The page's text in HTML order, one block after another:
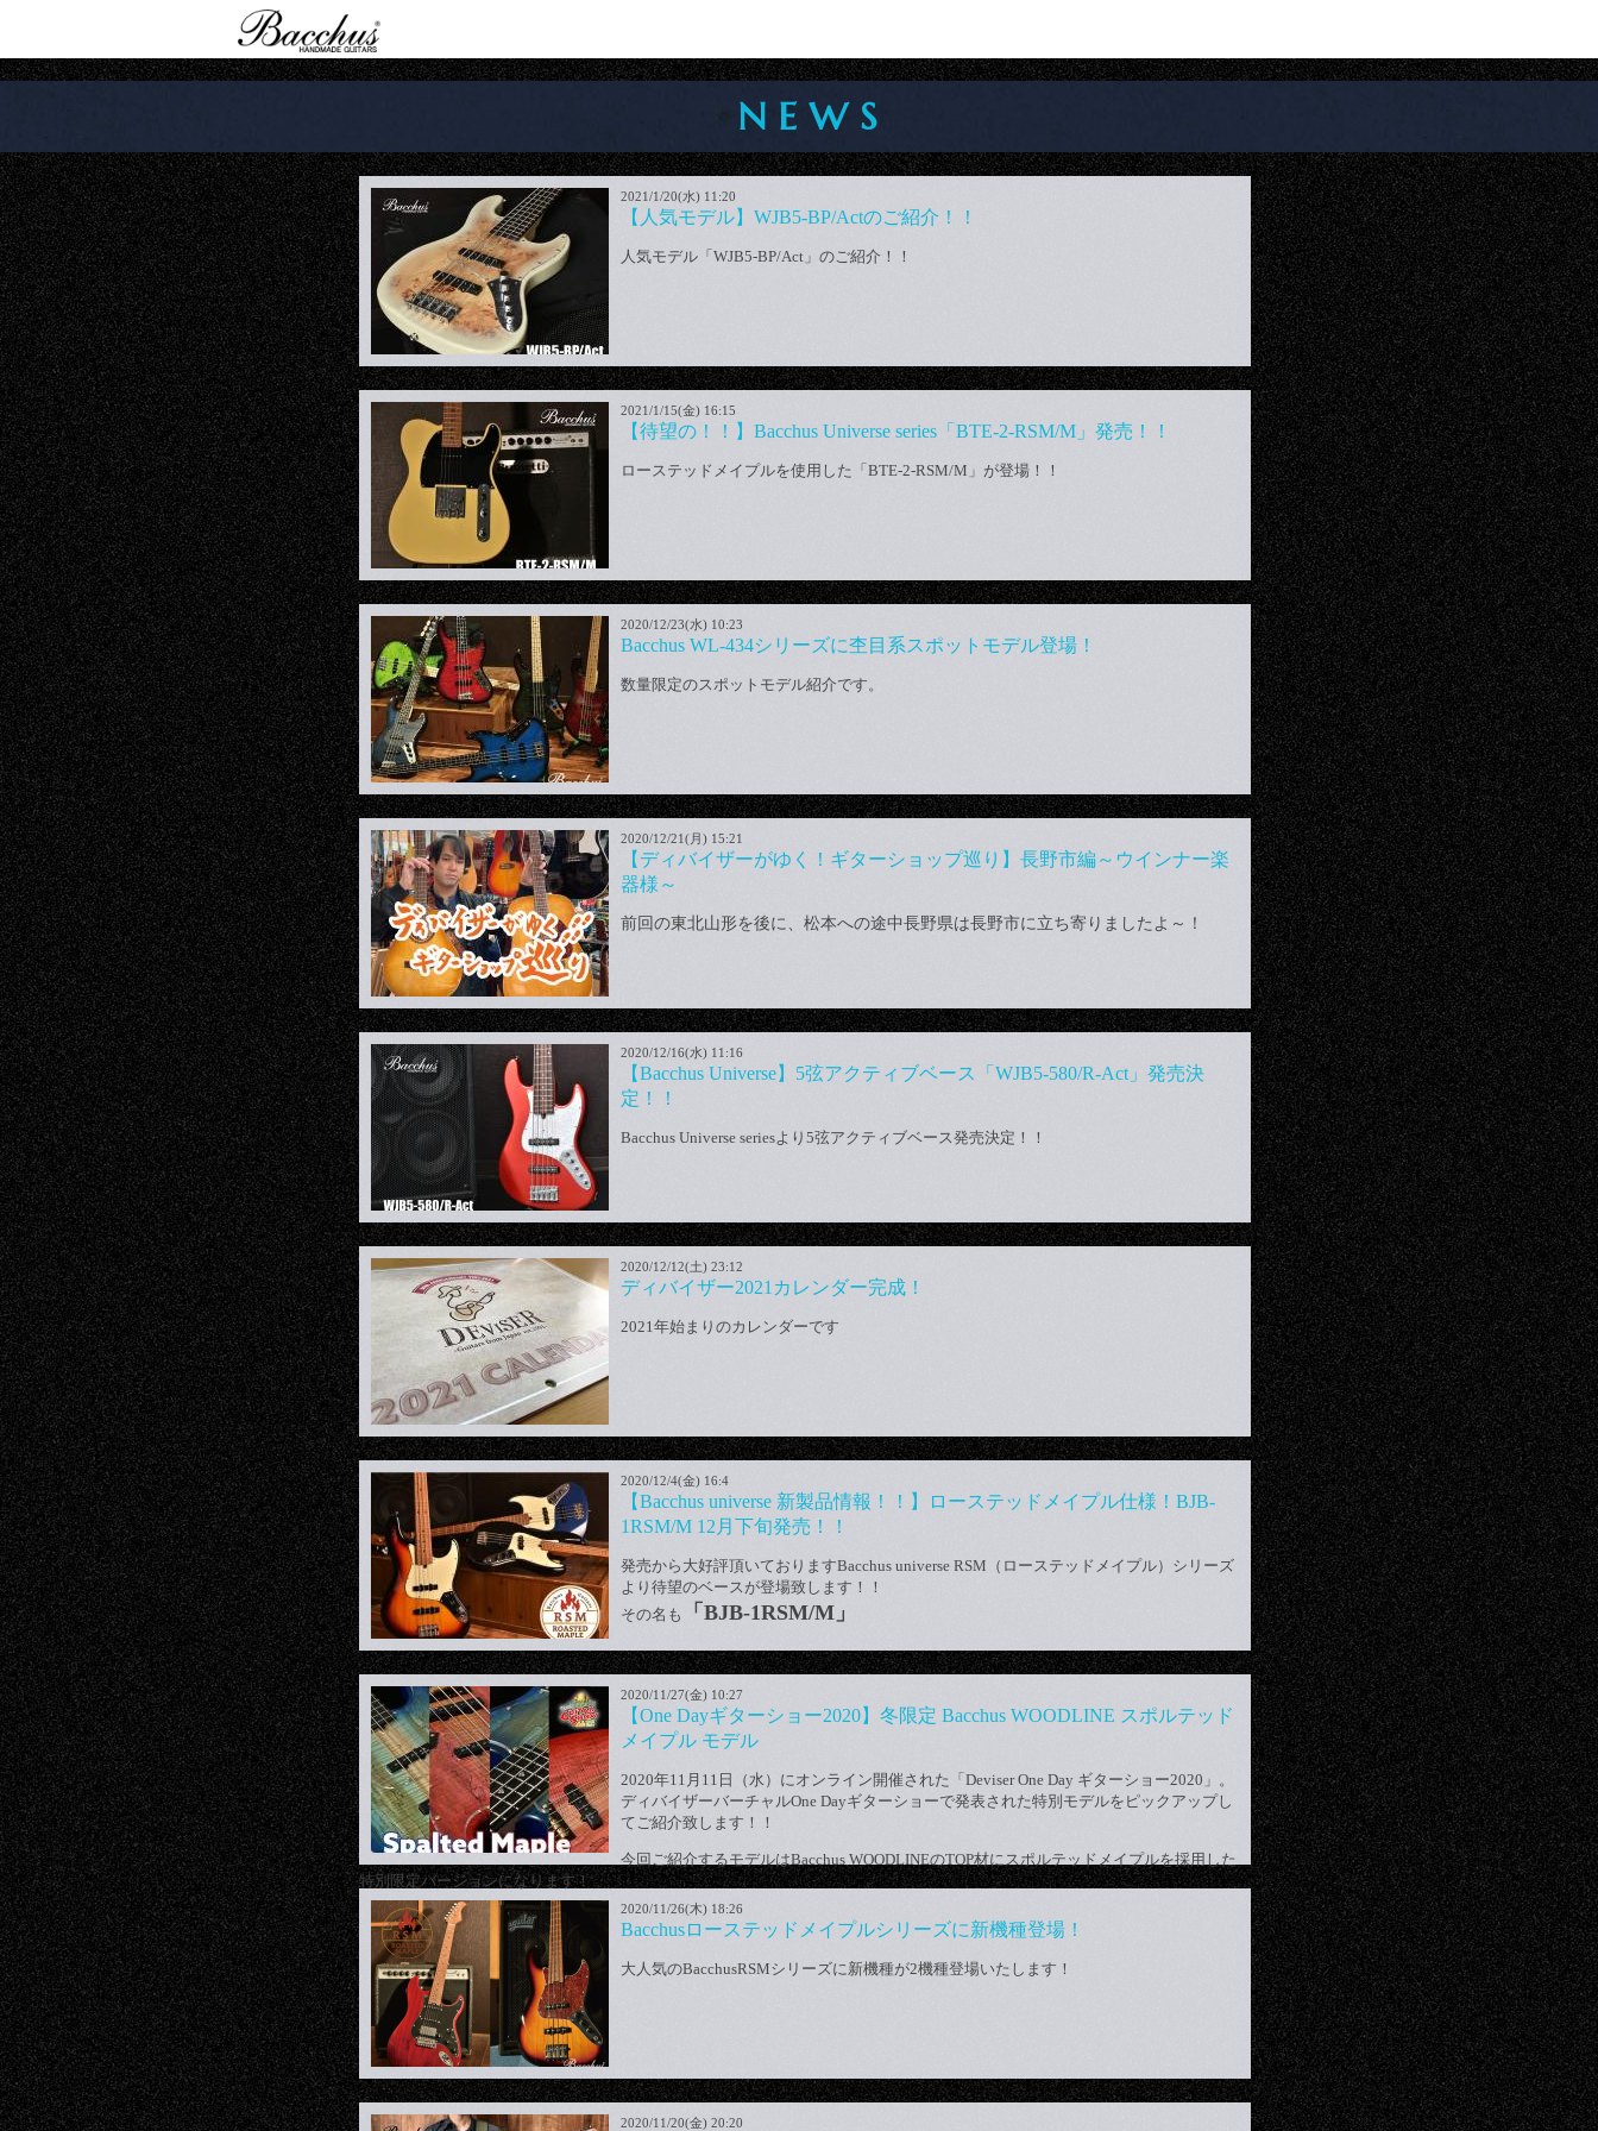
NEWS
2021/1/20(水) 11:20
【人気モデル】WJB5-BP/Actのご紹介！！
人気モデル「WJB5-BP/Act」のご紹介！！
2021/1/15(金) 16:15
【待望の！！】Bacchus Universe series「BTE-2-RSM/M」発売！！
ローステッドメイプルを使用した「BTE-2-RSM/M」が登場！！
2020/12/23(水) 10:23
Bacchus WL-434シリーズに杢目系スポットモデル登場！
数量限定のスポットモデル紹介です。
2020/12/21(月) 15:21
【ディバイザーがゆく！ギターショップ巡り】長野市編～ウインナー楽
器様～
前回の東北山形を後に、松本への途中長野県は長野市に立ち寄りましたよ～！
2020/12/16(水) 11:16
【Bacchus Universe】5弦アクティブベース「WJB5-580/R-Act」発売決
定！！
Bacchus Universe seriesより5弦アクティブベース発売決定！！
2020/12/12(土) 23:12
ディバイザー2021カレンダー完成！
2021年始まりのカレンダーです
2020/12/4(金) 16:4
【Bacchus universe 新製品情報！！】ローステッドメイプル仕様！BJB-
1RSM/M 12月下旬発売！！
発売から大好評頂いておりますBacchus universe RSM（ローステッドメイプル）シリーズ
より待望のベースが登場致します！！
その名も
「BJB-1RSM/M」
2020/11/27(金) 10:27
【One Dayギターショー2020】冬限定 Bacchus WOODLINE スポルテッド
メイプル モデル
2020年11月11日（水）にオンライン開催された「Deviser One Day ギターショー2020」。
ディバイザーバーチャルOne Dayギターショーで発表された特別モデルをピックアップし
てご紹介致します！！
今回ご紹介するモデルはBacchus WOODLINEのTOP材にスポルテッドメイプルを採用した
特別限定バージョンになります！
2020/11/26(木) 18:26
Bacchusローステッドメイプルシリーズに新機種登場！
大人気のBacchusRSMシリーズに新機種が2機種登場いたします！
2020/11/20(金) 20:20